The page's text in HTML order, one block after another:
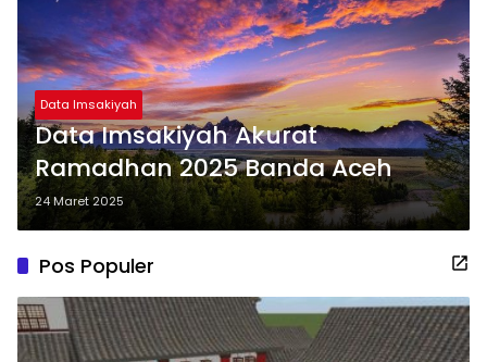
Data Imsakiyah
Data Imsakiyah Akurat
Ramadhan 2025 Banda Aceh
24 Maret 2025
Pos Populer